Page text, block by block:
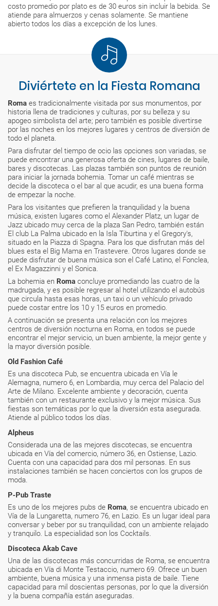
costo promedio por plato es de 30 euros sin incluir la bebida. Se
atiende para almuerzos y cenas solamente. Se mantiene
abierto todos los días a excepción de los lunes.
Diviértete en la Fiesta Romana
Roma es tradicionalmente visitada por sus monumentos, por
historia llena de tradiciones y culturas, por su belleza y su
apogeo simbolista del arte; pero también es posible divertirse
por las noches en los mejores lugares y centros de diversión de
todo el planeta.
Para disfrutar del tiempo de ocio las opciones son variadas, se
puede encontrar una generosa oferta de cines, lugares de baile,
bares y discotecas. Las plazas también son puntos de reunión
para iniciar la jornada bohemia. Tomar un café mientras se
decide la discoteca o el bar al que acudir, es una buena forma
de empezar la noche.
Para los visitantes que prefieren la tranquilidad y la buena
música, existen lugares como el Alexander Platz, un lugar de
Jazz ubicado muy cerca de la plaza San Pedro, también están
El club La Palma ubicado en la Isla Tiburtina y el Gregory's,
situado en la Piazza di Spagna. Para los que disfrutan más del
blues esta el Big Mama en Trastevere. Otros lugares donde se
puede disfrutar de buena música son el Café Latino, el Fonclea,
el Ex Magazzinni y el Sonica.
La bohemia en Roma concluye promediando las cuatro de la
madrugada, y es posible regresar al hotel utilizando el autobús
que circula hasta esas horas, un taxi o un vehículo privado
puede costar entre los 10 y 15 euros en promedio.
A continuación se presenta una relación con los mejores
centros de diversión nocturna en Roma, en todos se puede
encontrar el mejor servicio, un buen ambiente, la mejor gente y
la mayor diversión posible.
Old Fashion Café
Es una discoteca Pub, se encuentra ubicada en Vía le
Alemagna, numero 6, en Lombardia, muy cerca del Palacio del
Arte de Milano. Excelente ambiente y decoración, cuenta
también con un restaurante exclusivo y la mejor música. Sus
fiestas son temáticas por lo que la diversión esta asegurada.
Atiende al público todos los días.
Alpheus
Considerada una de las mejores discotecas, se encuentra
ubicada en Vía del comercio, número 36, en Ostiense, Lazio.
Cuenta con una capacidad para dos mil personas. En sus
instalaciones también se hacen conciertos con los grupos de
moda.
P-Pub Traste
Es uno de los mejores pubs de Roma, se encuentra ubicado en
Vía de la Lungaretta, numero 76, en Lazio. Es un lugar ideal para
conversar y beber por su tranquilidad, con un ambiente relajado
y tranquilo. La especialidad son los Cocktails.
Discoteca Akab Cave
Una de las discotecas más concurridas de Roma, se encuentra
ubicada en Vía di Monte Testaccio, numero 69. Ofrece un buen
ambiente, buena música y una inmensa pista de baile. Tiene
capacidad para mil doscientas personas, por lo que la diversión
y la buena compañía están aseguradas.